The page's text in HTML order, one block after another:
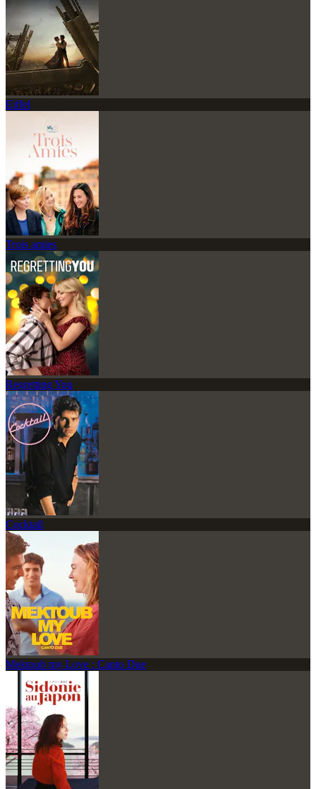
Eiffel
Trois amies
Regretting You
Cocktail
Mektoub my Love : Canto Due